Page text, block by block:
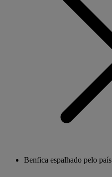
Benfica espalhado pelo país